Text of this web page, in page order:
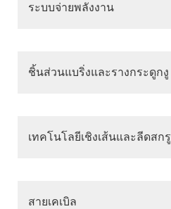
ระบบจ่ายพลังงาน
ชิ้นส่วนแบริ่งและรางกระดูกงู
เทคโนโลยีเชิงเส้นและลีดสกรู
สายเคเบิล